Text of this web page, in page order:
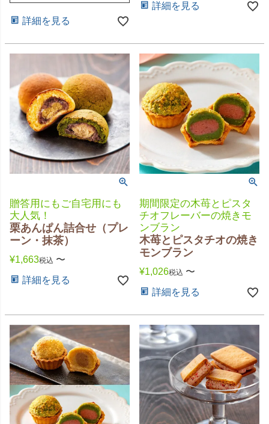
詳細を見る
詳細を見る
贈答用にもご自宅用にも
大人気！
栗あんぱん詰合せ（プレ
ーン・抹茶）
¥1,663税込 〜
詳細を見る
期間限定の木苺とピスタ
チオフレーバーの焼きモ
ンブラン
木苺とピスタチオの焼き
モンブラン
¥1,026税込 〜
詳細を見る